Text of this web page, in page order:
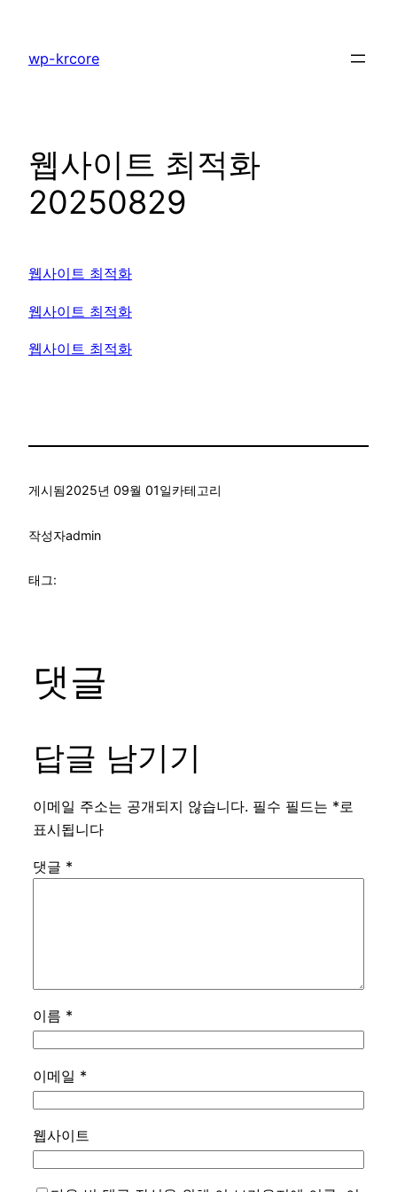
wp-krcore
웹사이트 최적화
20250829
웹사이트 최적화
웹사이트 최적화
웹사이트 최적화
게시됨2025년 09월 01일카테고리
작성자admin
태그:
댓글
답글 남기기
이메일 주소는 공개되지 않습니다. 필수 필드는 *로
표시됩니다
댓글 *
이름 *
이메일 *
웹사이트